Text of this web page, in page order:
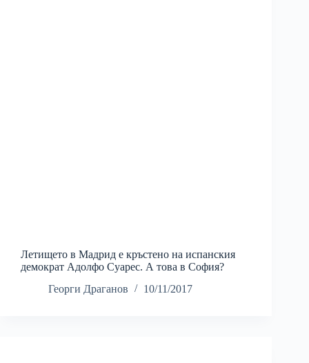
Летището в Мадрид е кръстено на испанския
демократ Адолфо Суарес. А това в София?
Георги Драганов
10/11/2017